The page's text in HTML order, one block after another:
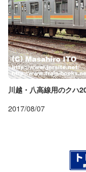
川越・八高線用のクハ
2017/08/07